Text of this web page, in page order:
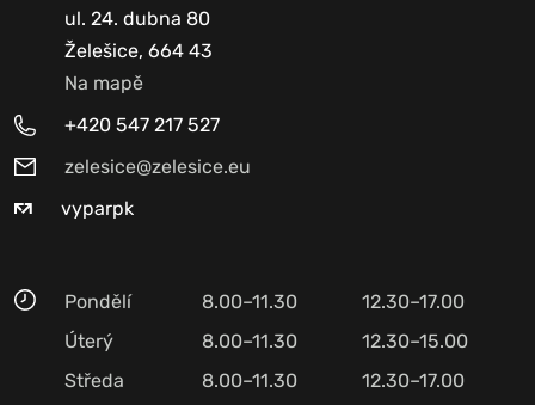
ul. 24. dubna 80
Želešice, 664 43
Na mapě
+420 547 217 527
zelesice@zelesice.eu
vyparpk
Pondělí 8.00–11.30
12.30–17.00
Úterý
8.00–11.30
12.30–15.00
Středa
8.00–11.30 12.30–17.00